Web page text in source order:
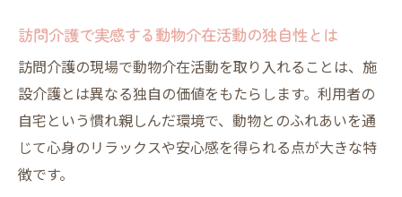
訪問介護で実感する動物介在活動の独自性とは
訪問介護の現場で動物介在活動を取り入れることは、施
設介護とは異なる独自の価値をもたらします。利用者の
自宅という慣れ親しんだ環境で、動物とのふれあいを通
じて心身のリラックスや安心感を得られる点が大きな特
徴です。